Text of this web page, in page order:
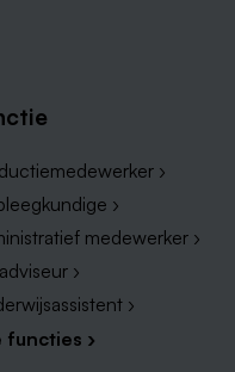
›
›
medewerker ›
›
›
functies ›